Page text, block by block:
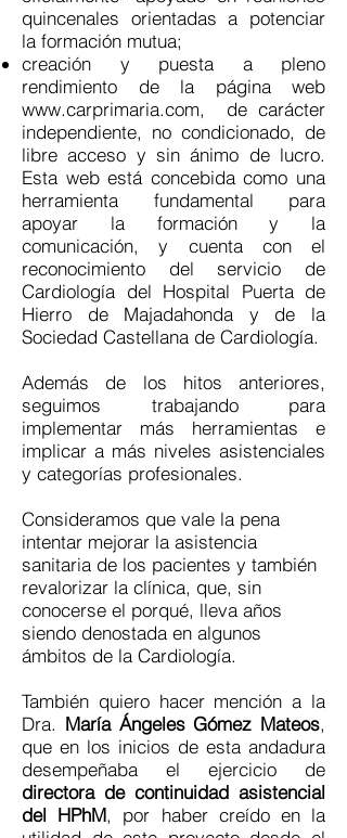
quincenales orientadas a potenciar
la formación mutua;
creación y puesta a pleno
rendimiento de la página web
www.carprimaria.com, de carácter
independiente, no condicionado, de
libre acceso y sin ánimo de lucro.
Esta web está concebida como una
herramienta fundamental para
apoyar la formación y la
comunicación, y cuenta con el
reconocimiento del servicio de
Cardiología del Hospital Puerta de
Hierro de Majadahonda y de la
Sociedad Castellana de Cardiología.
Además de los hitos anteriores,
seguimos trabajando para
implementar más herramientas e
implicar a más niveles asistenciales
y categorías profesionales.
Consideramos que vale la pena
intentar mejorar la asistencia
sanitaria de los pacientes y también
revalorizar la clínica, que, sin
conocerse el porqué, lleva años
siendo denostada en algunos
ámbitos de la Cardiología.
También quiero hacer mención a la
Dra. María Ángeles Gómez Mateos,
que en los inicios de esta andadura
desempeñaba el ejercicio de
directora de continuidad asistencial
del HPhM, por haber creído en la